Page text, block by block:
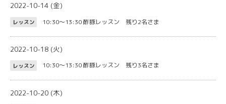
2022-10-14 (金)
レッスン 10:30～13:30 酢豚レッスン 残り2名さま
2022-10-18 (火)
レッスン 10:30～13:30 酢豚レッスン 残り3名さま
2022-10-20 (木)